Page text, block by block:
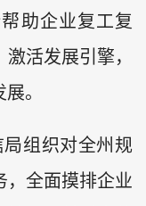
助企业复工复
活发展引擎，
。
组织对全州规
，全面摸排企业